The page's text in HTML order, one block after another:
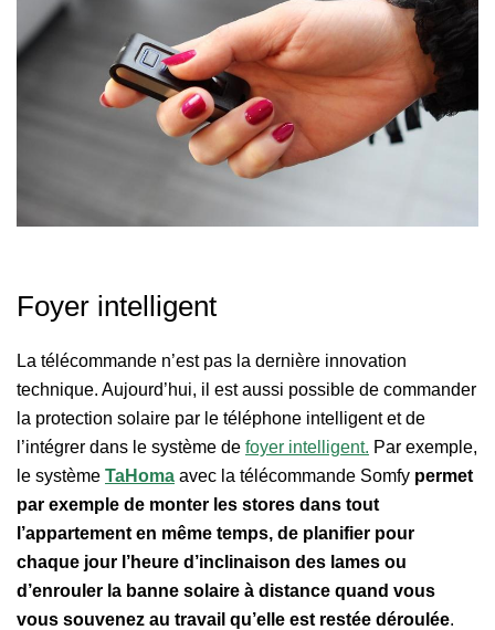
Foyer intelligent
La télécommande n’est pas la dernière innovation
technique. Aujourd’hui, il est aussi possible de commander
la protection solaire par le téléphone intelligent et de
l’intégrer dans le système de foyer intelligent. Par exemple,
le système TaHoma avec la télécommande Somfy permet
par exemple de monter les stores dans tout
l’appartement en même temps, de planifier pour
chaque jour l’heure d’inclinaison des lames ou
d’enrouler la banne solaire à distance quand vous
vous souvenez au travail qu’elle est restée déroulée.